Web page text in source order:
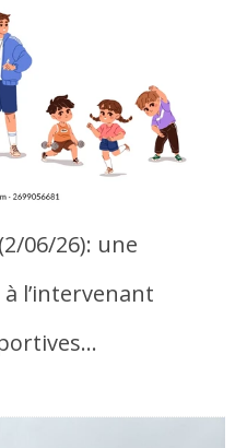
06/26): une
l’intervenant